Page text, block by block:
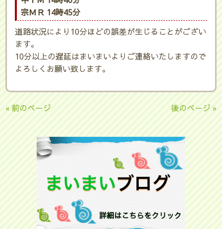
宗ＭＲ 14時45分
道路状況により10分ほどの誤差が生じることがござい
ます。
10分以上の遅延はまいまいよりご連絡いたしますので
よろしくお願い致します。
« 前のページ 後のページ »